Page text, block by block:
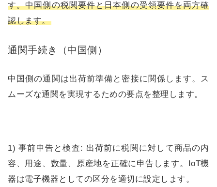
す。中国側の税関要件と日本側の受領要件を両方確
認します。
通関手続き（中国側）
中国側の通関は出荷前準備と密接に関係します。ス
ムーズな通関を実現するための要点を整理します。
1) 事前申告と検査: 出荷前に税関に対して商品の内
容、用途、数量、原産地を正確に申告します。IoT機
器は電子機器としての区分を適切に設定します。